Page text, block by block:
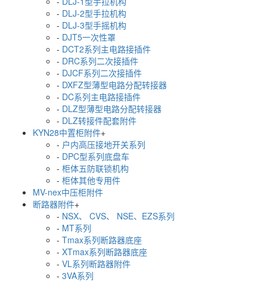
- DLJ-2型手拉机构
- DLJ-3型手摇机构
- DJT5一次性罩
- DCT2系列主电路接插件
- DRC系列二次接插件
- DJCF系列二次接插件
- DXFZ型薄型电路分配转接器
- DC系列主电路接插件
- DLZ型薄型电路分配转接器
- DLZ转接件配套附件
KYN28中置柜附件+
- 户内高压接地开关系列
- DPC型系列底盘车
- 柜体五防联锁机构
- 柜体其他专用件
MV-nex中压柜附件
断路器附件+
- NSX、 CVS、 NSE、EZS系列
- MT系列
- Tmax系列断路器底座
- XTmax系列断路器底座
- VL系列断路器附件
- 3VA系列